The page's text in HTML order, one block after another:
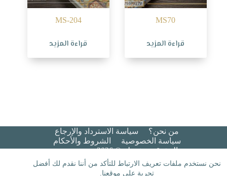
نحن نستخدم ملفات تعريف الارتباط للتأكد من أننا نقدم لك أفضل
تجربة على موقعنا.
MS70
قراءة المزيد
MS-204
قراءة المزيد
من نحن؟
سياسة الاسترداد والإرجاع
سياسة الخصوصية
الشروط والأحكام​
جميع الحقوق محفوظة © 2026 هيبة عريس